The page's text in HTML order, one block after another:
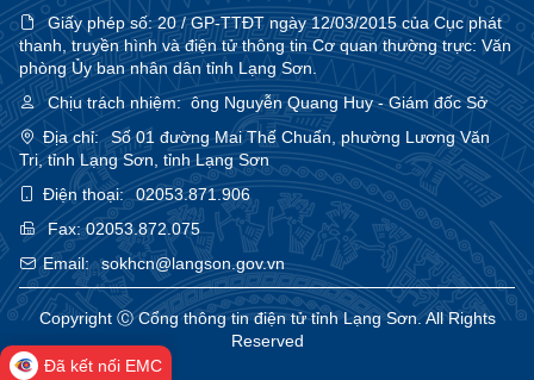
Giấy phép số:20 / GP-TTĐT ngày 12/03/2015 của Cục phát
thanh, truyền hình và điện tử thông tin Cơ quan thường trực: Văn
phòng Ủy ban nhân dân tỉnh Lạng Sơn.
Chịu trách nhiệm:ông Nguyễn Quang Huy - Giám đốc Sở
Địa chỉ:
Số 01 đường Mai Thế Chuẩn, phường Lương Văn
Tri, tỉnh Lạng Sơn, tỉnh Lạng Sơn
Điện thoại:
02053.871.906
Fax:02053.872.075
Email:
sokhcn@langson.gov.vn
Copyright Ⓒ Cổng thông tin điện tử tỉnh Lạng Sơn. All Rights
Reserved
Đã kết nối EMC